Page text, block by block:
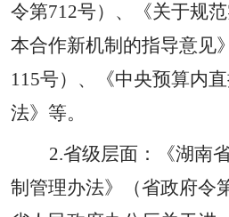
令第712号）、《关于规
本合作新机制的指导意见
115号）、《中央预算内
法》等。
2.省级层面：
《湖南
制管理办法》（省政府令